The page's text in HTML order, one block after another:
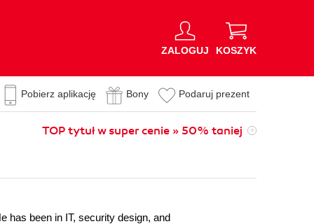
ZALOGUJ KOSZYK
Pobierz aplikację Bony Podaruj prezent
TOP tytuł w super cenie » 50% taniej
has been in IT, security design, and